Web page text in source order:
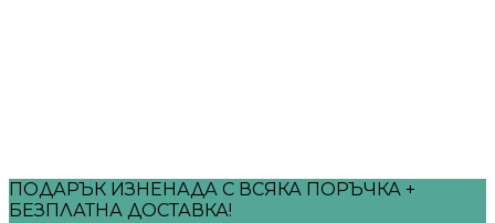
ПОДАРЪК ИЗНЕНАДА С ВСЯКА ПОРЪЧКА +
БЕЗПЛАТНА ДОСТАВКА!